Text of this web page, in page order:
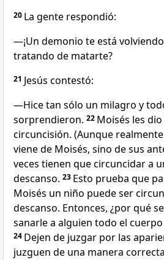
20 La gente respondió:
—¡Un demonio te está
tratando de matarte?
21 Jesús contestó:
—Hice tan sólo un milagro y
sorprendieron. 22 Moisés les
circuncisión. (Aunque
viene de Moisés, sino de sus
veces tienen que circuncidar a
descanso. 23 Esto prueba que
Moisés un niño puede ser
descanso. Entonces, ¿por qué
sanarle a alguien todo el
24 Dejen de juzgar por las
juzguen de una manera